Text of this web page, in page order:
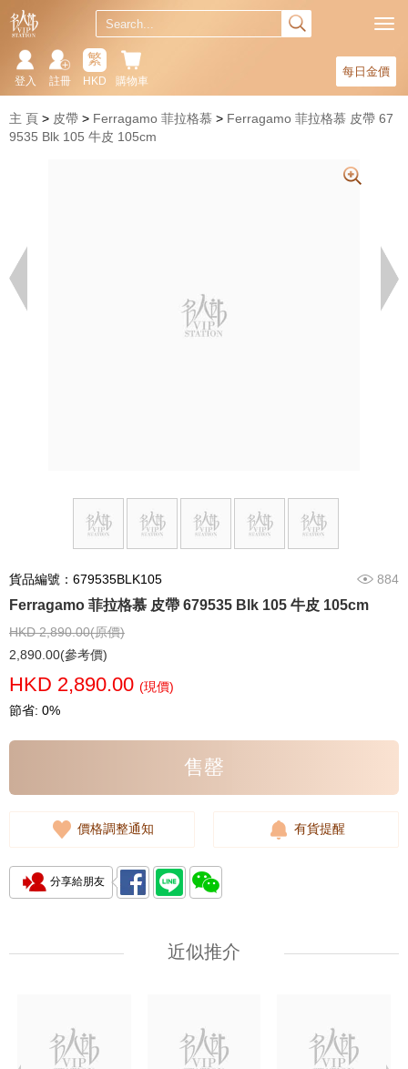
每日金價
購物車
繁
HKD
註冊
登入
主 頁 皮帶 Ferragamo 菲拉格慕
Ferragamo 菲拉格慕 皮帶 67
9535 Blk 105 牛皮 105cm
貨品編號：679535BLK105 884
Ferragamo 菲拉格慕 皮帶 679535 Blk 105 牛皮 105cm
HKD 2,890.00(原價)
2,890.00(參考價)
HKD 2,890.00 (現價)
節省: 0%
售罄
價格調整通知 有貨提醒
分享給朋友
近似推介